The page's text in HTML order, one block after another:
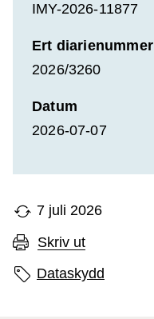
IMY-2026-11877
Ert diarienummer
2026/3260
Datum
2026-07-07
7 juli 2026
Skriv ut
Sidans etiketter
Dataskydd